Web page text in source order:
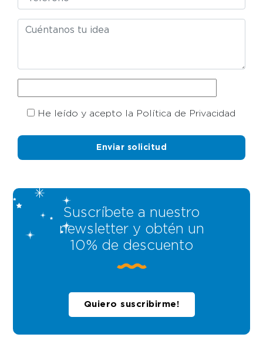
He leído y acepto la Política de Privacidad
Suscríbete a nuestro
newsletter y obtén un
10% de descuento
Quiero suscribirme!